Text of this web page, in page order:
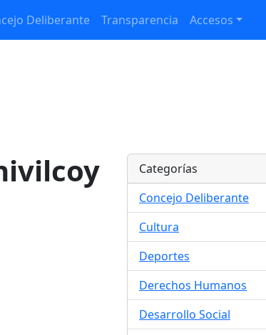
Deliberante Transparencia Accesos
Categorías
Concejo Deliberante
Cultura
Deportes
Derechos Humanos
Desarrollo Social